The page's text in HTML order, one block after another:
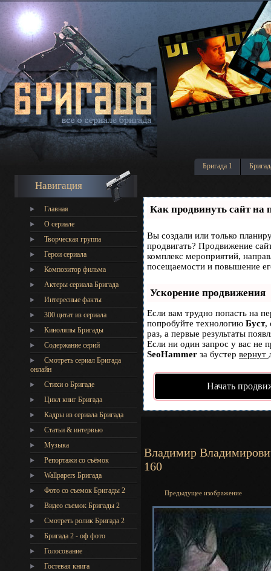
Бригада 1
Навигация
Главная
О сериале
Творческая группа
Герои сериала
Композитор фильма
Актеры сериала Бригада
Интересные факты
300 цитат из сериала
Киноляпы Бригады
Содержание серий
Смотреть сериал Бригада
онлайн
Стихи о Бригаде
Цикл книг Бригада
Кадры из сериала Бригада
Статьи & интервью
Музыка
Репортажи со съёмок
Wallpapers Бригада
Фото со съемок Бригады 2
Видео съемок Бригады 2
Cмотреть ролик Бригада 2
Бригада 2 - оф фото
Голосование
Гостевая книга
Как продвинуть сайт на
Вы создали или только
продвигать? Продвижение
комплекс мероприятий,
посещаемости и повышение
Ускорение продвижения
Если вам трудно попасть на
попробуйте технологию Буст,
раз, а первые результаты
Если ни один запрос у вас не
SeoHammer за бустер вернут
Начать
Владимир
160
Предыдущее изображение